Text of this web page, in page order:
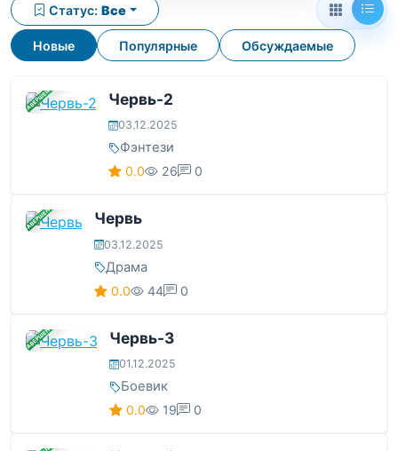
Новые Популярные Обсуждаемые
Статус: Все
ЗАВЕРШЕНА Червь-2
03.12.2025
Фэнтези
0.0 26 0
ЗАВЕРШЕНА Червь
03.12.2025
Драма
0.0 44 0
ЗАВЕРШЕНА Червь-3
01.12.2025
Боевик
0.0 19 0